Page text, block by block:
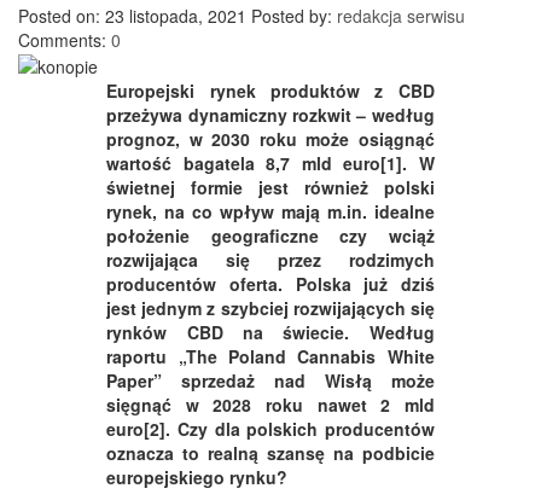
Posted on: 23 listopada, 2021 Posted by: redakcja serwisu
Comments: 0
Europejski rynek produktów z CBD
przeżywa dynamiczny rozkwit – według
prognoz, w 2030 roku może osiągnąć
wartość bagatela 8,7 mld euro[1]. W
świetnej formie jest również polski
rynek, na co wpływ mają m.in. idealne
położenie geograficzne czy wciąż
rozwijająca się przez rodzimych
producentów oferta. Polska już dziś
jest jednym z szybciej rozwijających się
rynków CBD na świecie. Według
raportu „The Poland Cannabis White
Paper” sprzedaż nad Wisłą może
sięgnąć w 2028 roku nawet 2 mld
euro[2]. Czy dla polskich producentów
oznacza to realną szansę na podbicie
europejskiego rynku?